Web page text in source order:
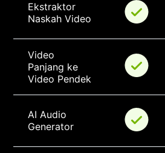
Ekstraktor
Naskah Video
Video
Panjang ke
Video Pendek
AI Audio
Generator